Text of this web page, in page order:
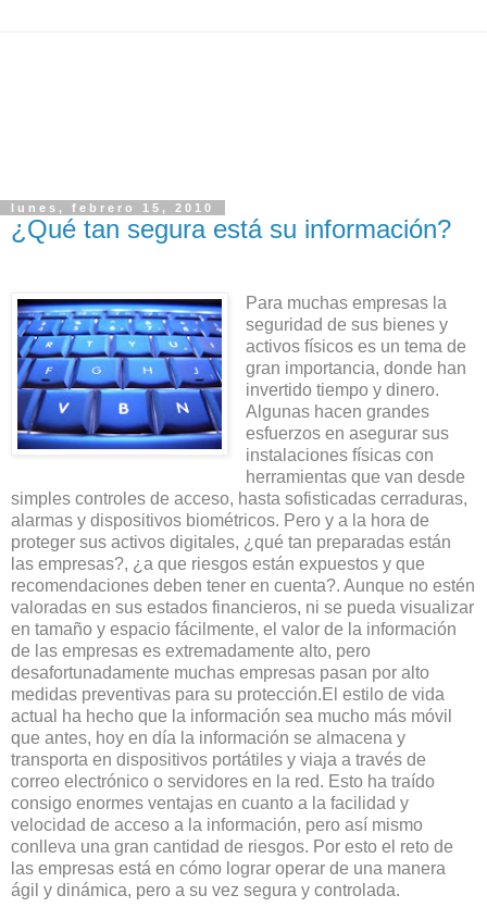
lunes, febrero 15, 2010
¿Qué tan segura está su información?
Para muchas empresas la
seguridad de sus bienes y
activos físicos es un tema de
gran importancia, donde han
invertido tiempo y dinero.
Algunas hacen grandes
esfuerzos en asegurar sus
instalaciones físicas con
herramientas que van desde
simples controles de acceso, hasta sofisticadas cerraduras,
alarmas y dispositivos biométricos. Pero y a la hora de
proteger sus activos digitales, ¿qué tan preparadas están
las empresas?, ¿a que riesgos están expuestos y que
recomendaciones deben tener en cuenta?. Aunque no estén
valoradas en sus estados financieros, ni se pueda visualizar
en tamaño y espacio fácilmente, el valor de la información
de las empresas es extremadamente alto, pero
desafortunadamente muchas empresas pasan por alto
medidas preventivas para su protección.El estilo de vida
actual ha hecho que la información sea mucho más móvil
que antes, hoy en día la información se almacena y
transporta en dispositivos portátiles y viaja a través de
correo electrónico o servidores en la red. Esto ha traído
consigo enormes ventajas en cuanto a la facilidad y
velocidad de acceso a la información, pero así mismo
conlleva una gran cantidad de riesgos. Por esto el reto de
las empresas está en cómo lograr operar de una manera
ágil y dinámica, pero a su vez segura y controlada.